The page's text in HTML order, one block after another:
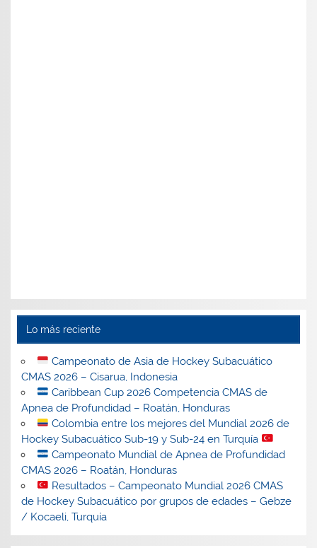
Lo más reciente
Campeonato de Asia de Hockey Subacuático
CMAS 2026 – Cisarua, Indonesia
Caribbean Cup 2026 Competencia CMAS de
Apnea de Profundidad – Roatán, Honduras
Colombia entre los mejores del Mundial 2026 de
Hockey Subacuático Sub-19 y Sub-24 en Turquía
Campeonato Mundial de Apnea de Profundidad
CMAS 2026 – Roatán, Honduras
Resultados – Campeonato Mundial 2026 CMAS
de Hockey Subacuático por grupos de edades – Gebze
/ Kocaeli, Turquía